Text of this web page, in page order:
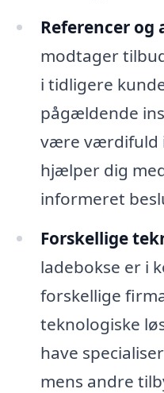
Referencer og
modtager
i tidligere
pågældende
være værdifuld
hjælper dig
informeret
Forskellige
ladebokse er i
forskellige
teknologiske
have
mens andre